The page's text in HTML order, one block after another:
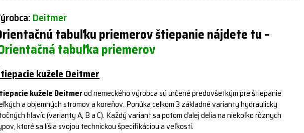
Deitmer
tabuľku priemerov štiepanie nájdete tu–
tabuľka priemerov
kužele Deitmer
kužele Deitmerod nemeckého výrobca sú určené predovšetkým pre štiepanie
a objemných stromov a koreňov. Ponúka celkom 3 základné varianty hydraulicky
hlavíc (varianty A, B a C). Každý variant sa potom ďalej delia na niekoľko rôznych
ktoré sa líšia svojou technickou špecifikáciou a veľkostí.